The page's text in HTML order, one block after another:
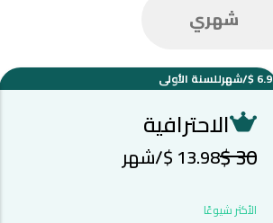
شهري
/شهرللسنة الأولى
الاحترافية
30 $
13.98 $ /شهر
الأكثر شيوعًا